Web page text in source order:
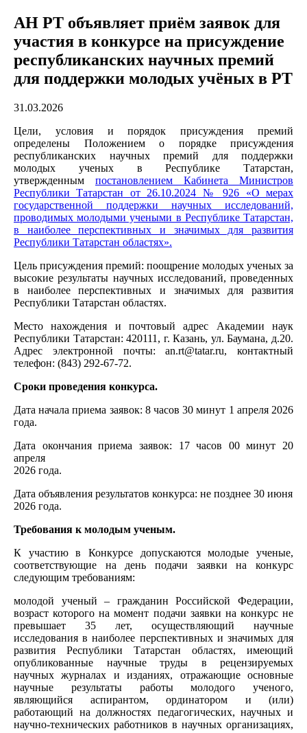
АН РТ объявляет приём заявок для
участия в конкурсе на присуждение
республиканских научных премий
для поддержки молодых учёных в РТ
31.03.2026
Цели, условия и порядок присуждения премий
определены Положением о порядке присуждения
республиканских научных премий для поддержки
молодых ученых в Республике Татарстан,
утвержденным постановлением Кабинета Министров
Республики Татарстан от 26.10.2024 № 926 «О мерах
государственной поддержки научных исследований,
проводимых молодыми учеными в Республике Татарстан,
в наиболее перспективных и значимых для развития
Республики Татарстан областях».
Цель присуждения премий: поощрение молодых ученых за
высокие результаты научных исследований, проведенных
в наиболее перспективных и значимых для развития
Республики Татарстан областях.
Место нахождения и почтовый адрес Академии наук
Республики Татарстан: 420111, г. Казань, ул. Баумана, д.20.
Адрес электронной почты: an.rt@tatar.ru, контактный
телефон: (843) 292-67-72.
Сроки проведения конкурса.
Дата начала приема заявок: 8 часов 30 минут 1 апреля 2026
года.
Дата окончания приема заявок: 17 часов 00 минут 20
апреля
2026 года.
Дата объявления результатов конкурса: не позднее 30 июня
2026 года.
Требования к молодым ученым.
К участию в Конкурсе допускаются молодые ученые,
соответствующие на день подачи заявки на конкурс
следующим требованиям:
молодой ученый – гражданин Российской Федерации,
возраст которого на момент подачи заявки на конкурс не
превышает 35 лет, осуществляющий научные
исследования в наиболее перспективных и значимых для
развития Республики Татарстан областях, имеющий
опубликованные научные труды в рецензируемых
научных журналах и изданиях, отражающие основные
научные результаты работы молодого ученого,
являющийся аспирантом, ординатором и (или)
работающий на должностях педагогических, научных и
научно-технических работников в научных организациях,